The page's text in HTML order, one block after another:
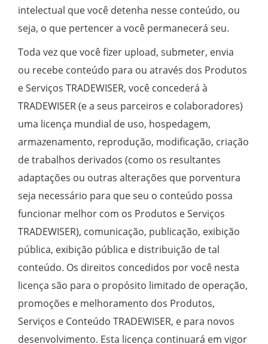
intelectual que você detenha nesse conteúdo, ou
seja, o que pertencer a você permanecerá seu.
Toda vez que você fizer upload, submeter, envia
ou recebe conteúdo para ou através dos Produtos
e Serviços TRADEWISER, você concederá à
TRADEWISER (e a seus parceiros e colaboradores)
uma licença mundial de uso, hospedagem,
armazenamento, reprodução, modificação, criação
de trabalhos derivados (como os resultantes
adaptações ou outras alterações que porventura
seja necessário para que seu o conteúdo possa
funcionar melhor com os Produtos e Serviços
TRADEWISER), comunicação, publicação, exibição
pública, exibição pública e distribuição de tal
conteúdo. Os direitos concedidos por você nesta
licença são para o propósito limitado de operação,
promoções e melhoramento dos Produtos,
Serviços e Conteúdo TRADEWISER, e para novos
desenvolvimento. Esta licença continuará em vigor